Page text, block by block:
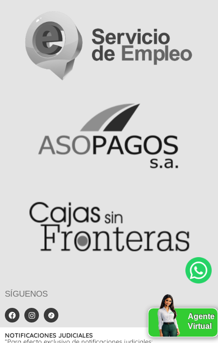
SÍGUENOS
NOTIFICACIONES JUDICIALES
Agente
Virtual